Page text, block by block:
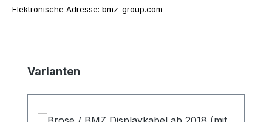
Elektronische Adresse: bmz-group.com
Produktgalerie überspringen
Varianten